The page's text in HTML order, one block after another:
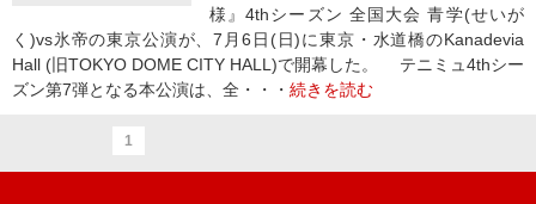
様』4thシーズン 全国大会 青学(せいが
く)vs氷帝の東京公演が、7月6日(日)に東京・水道橋のKanadevia
Hall (旧TOKYO DOME CITY HALL)で開幕した。 テニミュ4thシー
ズン第7弾となる本公演は、全・・・ 続きを読む
1